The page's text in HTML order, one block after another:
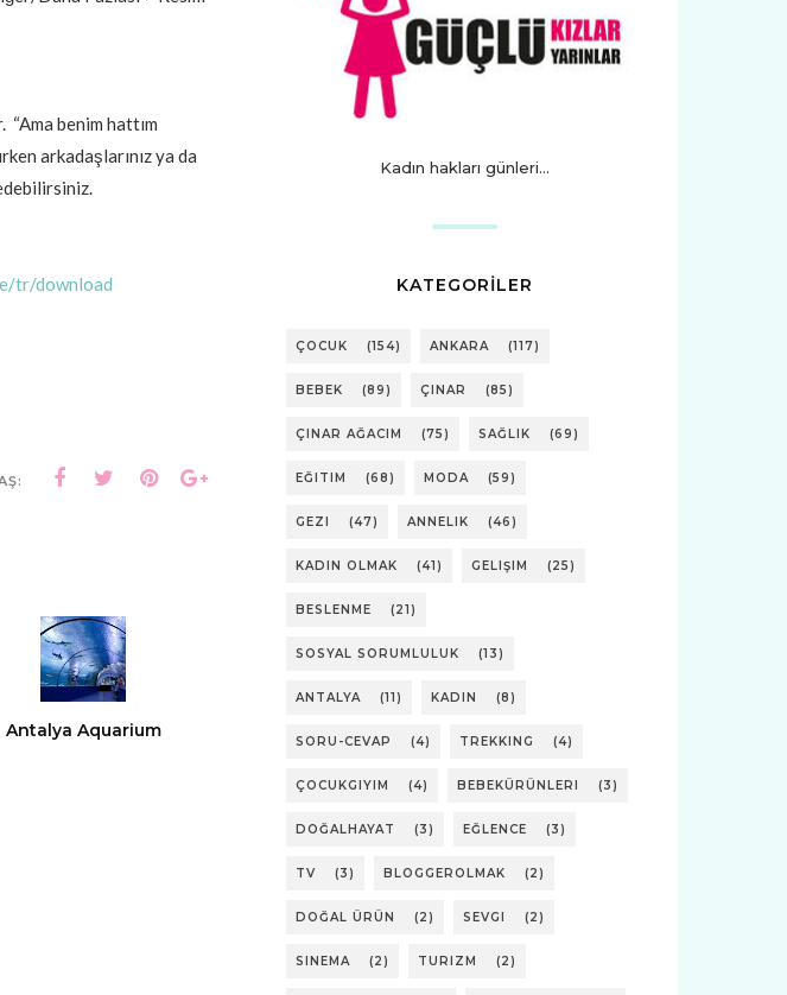
benim hattım
arkadaşlarınız ya da
tr/download
Antalya Aquarium
Kadın hakları günleri...
KATEGORİLER
ÇOCUK (154) ANKARA (117)
BEBEK (89) ÇINAR (85)
ÇINAR AĞACIM (75) SAĞLIK (69)
EĞITIM (68) MODA (59)
GEZI (47) ANNELIK (46)
KADIN OLMAK (41) GELIŞIM (25)
BESLENME (21)
SOSYAL SORUMLULUK (13)
ANTALYA (11) KADIN (8)
SORU-CEVAP (4) TREKKING (4)
ÇOCUKGIYIM (4) BEBEKÜRÜNLERI (3)
DOĞALHAYAT (3) EĞLENCE (3)
TV (3) BLOGGEROLMAK (2)
DOĞAL ÜRÜN (2) SEVGI (2)
SINEMA (2) TURIZM (2)